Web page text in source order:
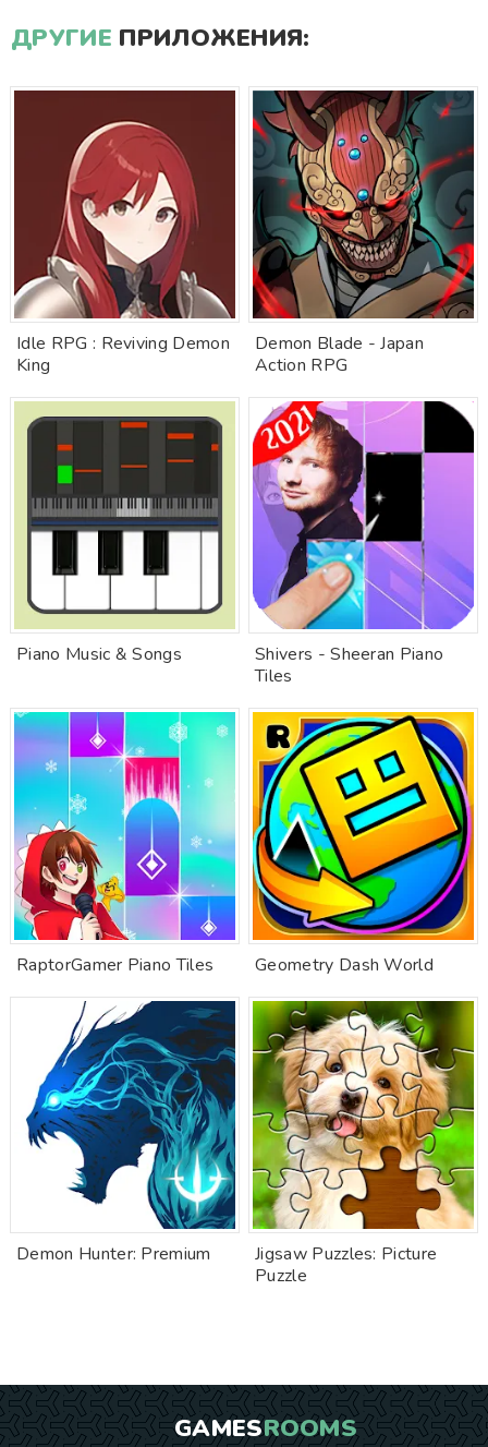
ДРУГИЕ ПРИЛОЖЕНИЯ:
Idle RPG : Reviving Demon
King
Demon Blade - Japan
Action RPG
Piano Music & Songs
Shivers - Sheeran Piano
Tiles
RaptorGamer Piano Tiles Geometry Dash World
Demon Hunter: Premium
Jigsaw Puzzles: Picture
Puzzle
GAMESROOMS